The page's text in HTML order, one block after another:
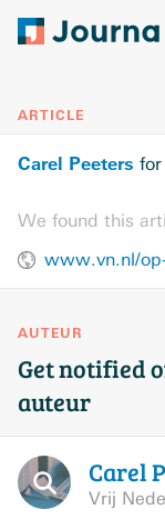
ARTICLE
Carel Peeters for
We found this
www.vn.nl/
AUTEUR
Get notified
auteur
Carel
Vrij